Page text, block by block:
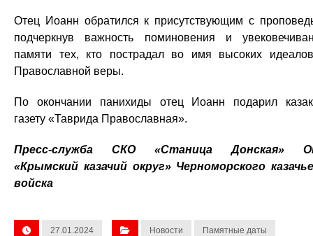
Отец Иоанн обратился к присутствующим с
подчеркнув важность поминовения и
памяти тех, кто пострадал во имя высоких
Православной веры.
По окончании панихиды отец Иоанн подарил
газету «Таврида Православная».
Пресс-служба СКО «Станица Донская»
«Крымский казачий округ» Черноморского
войска
27.01.2024 Новости Памятные даты